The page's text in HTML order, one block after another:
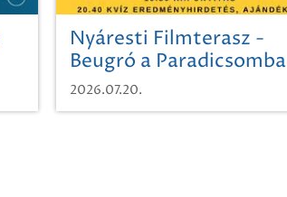
Nyáresti Filmterasz -
Beugró a Paradicsomba
2026.07.20.